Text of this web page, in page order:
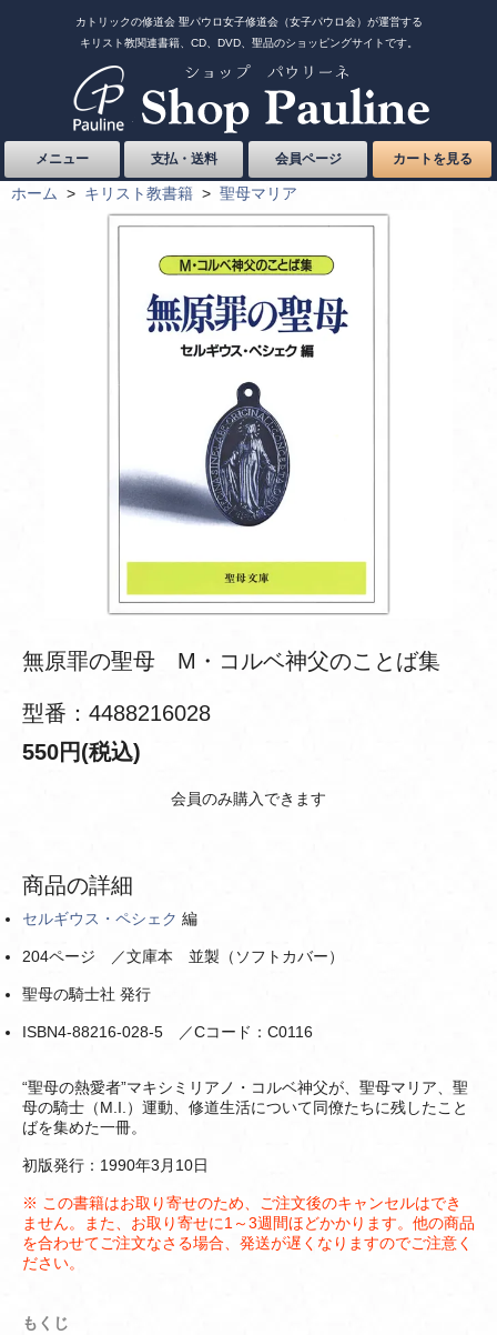
カトリックの修道会 聖パウロ女子修道会（女子パウロ会）が運営する
キリスト教関連書籍、CD、DVD、聖品のショッピングサイトです。
メニュー 支払・送料 会員ページ カートを見る
ホーム > キリスト教書籍 > 聖母マリア
無原罪の聖母 M・コルベ神父のことば集
型番：4488216028
550円(税込)
会員のみ購入できます
商品の詳細
セルギウス・ペシェク 編
204ページ ／文庫本 並製（ソフトカバー）
聖母の騎士社 発行
ISBN4-88216-028-5 ／Cコード：C0116
“聖母の熱愛者”マキシミリアノ・コルベ神父が、聖母マリア、聖
母の騎士（M.I.）運動、修道生活について同僚たちに残したこと
ばを集めた一冊。
初版発行：1990年3月10日
※ この書籍はお取り寄せのため、ご注文後のキャンセルはでき
ません。また、お取り寄せに1～3週間ほどかかります。他の商品
を合わせてご注文なさる場合、発送が遅くなりますのでご注意く
ださい。
もくじ